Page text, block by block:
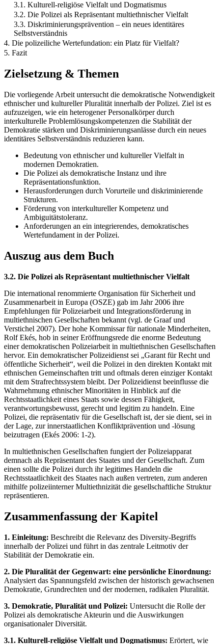
3.1. Kulturell‐religiöse Vielfalt und Dogmatismus
3.2. Die Polizei als Repräsentant multiethnischer Vielfalt
3.3. Diskriminierungsprävention – ein neues identitäres
Selbstverständnis
4. Die polizeiliche Wertefundation: ein Platz für Vielfalt?
5. Fazit
Zielsetzung & Themen
Die vorliegende Arbeit untersucht die demokratische Notwendigkeit
ethnischer und kultureller Pluralität innerhalb der Polizei. Ziel ist es
aufzuzeigen, wie ein heterogener Personalkörper durch
interkulturelle Problemlösungskompetenzen die Stabilität der
Demokratie stärken und Diskriminierungsanlässe durch ein neues
identitäres Selbstverständnis reduzieren kann.
Bedeutung von ethnischer und kultureller Vielfalt in
modernen Demokratien.
Die Polizei als demokratische Instanz und ihre
Repräsentationsfunktion.
Herausforderungen durch Vorurteile und diskriminierende
Strukturen.
Förderung von interkultureller Kompetenz und
Ambiguitätstoleranz.
Anforderungen an ein integrierendes, demokratisches
Wertefundament in der Polizei.
Auszug aus dem Buch
3.2. Die Polizei als Repräsentant multiethnischer Vielfalt
Die international renommierte Organisation für Sicherheit und
Zusammenarbeit in Europa (OSZE) gab im Jahr 2006 ihre
Empfehlungen für Polizeiarbeit und Integrationsförderung in
multiethnischen Gesellschaften bekannt (vgl. de Graaf und
Verstichel 2007). Der hohe Kommissar für nationale Minderheiten,
Rolf Ekés, hob in seiner Eröffnungsrede die enorme Bedeutung
einer demokratischen Polizeiarbeit in multiethnischen Gesellschaften
hervor. Ein demokratischer Polizeidienst sei „Garant für Recht und
öffentliche Sicherheit“, weil die Polizei in den direkten Kontakt mit
ethnischen Gemeinschaften tritt und oftmals deren einziger Kontakt
mit dem Strafrechtssystem bleibt. Der Polizeidienst beeinflusse die
Wahrnehmung ethnischer Minoritäten in Hinblick auf die
Rechtsstaatlichkeit eines Staats sowie dessen Fähigkeit,
verantwortungsbewusst, gerecht und legitim zu handeln. Eine
Polizei, die repräsentativ für die Gesellschaft ist, der sie dient, sei in
der Lage, zur innerstaatlichen Konfliktprävention und -lösung
beizutragen (Ekés 2006: 1-2).
In multiethnischen Gesellschaften fungiert der Polizeiapparat
demnach als Repräsentant des Staates und der Gesellschaft. Zum
einen sollte die Polizei durch ihr legitimes Handeln die
Rechtsstaatlichkeit des Staates nach außen vertreten, zum anderen
mithilfe polizeiinterner Multiethnizität die gesellschaftliche Struktur
repräsentieren.
Zusammenfassung der Kapitel
1. Einleitung: Beschreibt die Relevanz des Diversity-Begriffs
innerhalb der Polizei und führt in das zentrale Leitmotiv der
Stabilität der Demokratie ein.
2. Die Pluralität der Gegenwart: eine persönliche Einordnung:
Analysiert das Spannungsfeld zwischen der historisch gewachsenen
Demokratie, Grundrechten und der modernen, radikalen Pluralität.
3. Demokratie, Pluralität und Polizei: Untersucht die Rolle der
Polizei als demokratische Akteurin und die Auswirkungen
organisationaler Diversität.
3.1. Kulturell‐religiöse Vielfalt und Dogmatismus: Erörtert, wie